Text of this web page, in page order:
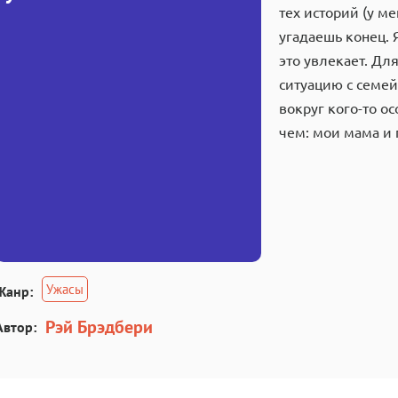
Ужасы
Рэй Брэдбери
тех историй (у
угадаешь конец.
это увлекает.
ситуацию с
вокруг кого-то
чем: мои мама и